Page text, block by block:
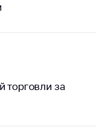
торговли за